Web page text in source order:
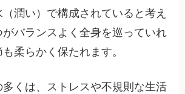
潤い）で構成されていると考え
がバランスよく全身を巡っていれ
柔らかく保たれます。
多くは、ストレスや不規則な生活